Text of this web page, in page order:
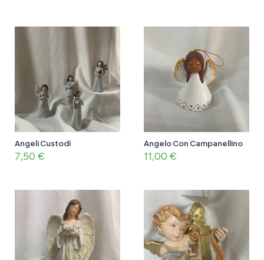
Angeli Custodi
7,50 €
Angelo Con Campanellino
11,00 €